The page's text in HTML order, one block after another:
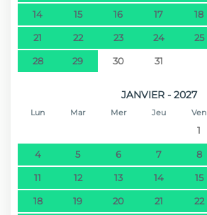
14 15 16 17 18
21 22 23 24 25
28 29 30 31
JANVIER - 2027
Lun Mar Mer Jeu Ven
1
4 5 6 7 8
11 12 13 14 15
18 19 20 21 22